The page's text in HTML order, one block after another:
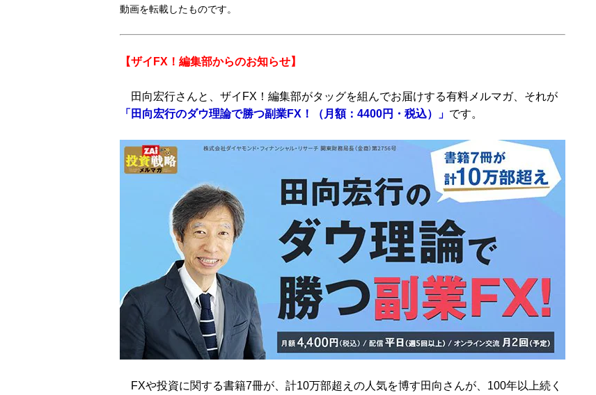
動画を転載したものです。
【ザイFX！編集部からのお知らせ】
田向宏行さんと、ザイFX！編集部がタッグを組んでお届けする有料メルマガ、それが
「田向宏行のダウ理論で勝つ副業FX！（月額：4400円・税込）」 です。
FXや投資に関する書籍7冊が、計10万部超えの人気を博す田向さんが、100年以上続く